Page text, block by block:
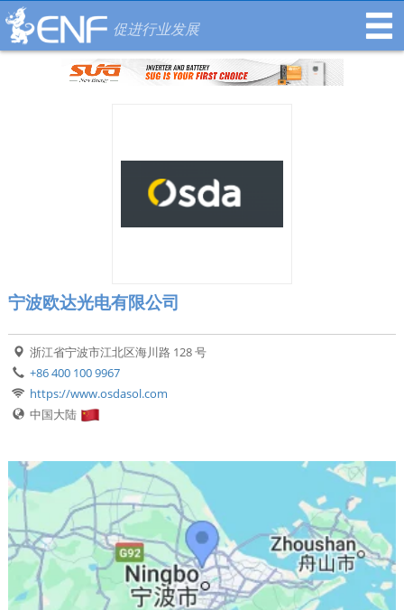
促进行业发展
宁波欧达光电有限公司
浙江省宁波市江北区海川路 128 号
+86 400 100 9967
https://www.osdasol.com
中国大陆